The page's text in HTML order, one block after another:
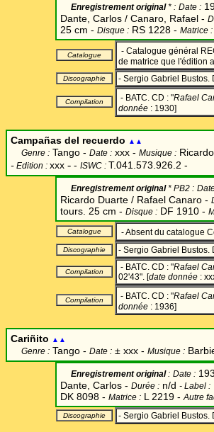
Enregistrement original* : Date :
Dante, Carlos / Canaro, Rafael -
25 cm - Disque : RS 1228 - Matrice :
Catalogue
- Catalogue général
de matrice que l'édition
Discographie - Sergio Gabriel Bustos.
Compilation - BATC. CD : "Rafael
donnée : 1930]
Campañas del recuerdo ▲▲
Genre : Tango - Date : xxx - Musique :
- Edition : xxx - - ISWC : T.041.573.926.2 -
Enregistrement original* PB2 :
Ricardo Duarte / Rafael Canaro -
tours. 25 cm - Disque : DF 1910 -
Catalogue - Absent du catalogue
Discographie - Sergio Gabriel Bustos.
Compilation - BATC. CD : "Rafael
02'43". [date donnée :
Compilation - BATC. CD : "Rafael
donnée : 1936]
Cariñito ▲▲
Genre : Tango - Date : ± xxx - Musique :
Enregistrement original: Date :
Dante, Carlos - Durée : n/d - Label :
DK 8098 - Matrice : L 2219 - Autre
Discographie - Sergio Gabriel Bustos.